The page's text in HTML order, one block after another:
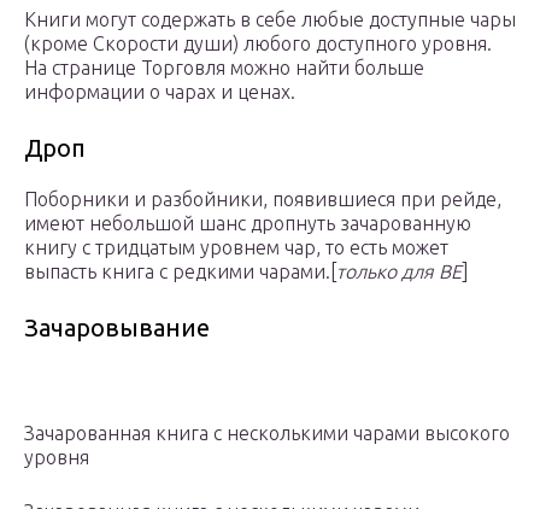
Книги могут содержать в себе любые доступные чары
(кроме Скорости души) любого доступного уровня.
На странице Торговля можно найти больше
информации о чарах и ценах.
Дроп
Поборники и разбойники, появившиеся при рейде,
имеют небольшой шанс дропнуть зачарованную
книгу с тридцатым уровнем чар, то есть может
выпасть книга с редкими чарами.‌[ только для BE]
Зачаровывание
Зачарованная книга с несколькими чарами высокого
уровня